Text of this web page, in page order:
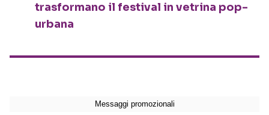
trasformano il festival in vetrina pop-
urbana